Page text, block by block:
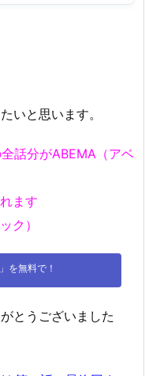
いと思います。
話分がABEMA（アベ
ます
ク）
を無料で！
とうございました